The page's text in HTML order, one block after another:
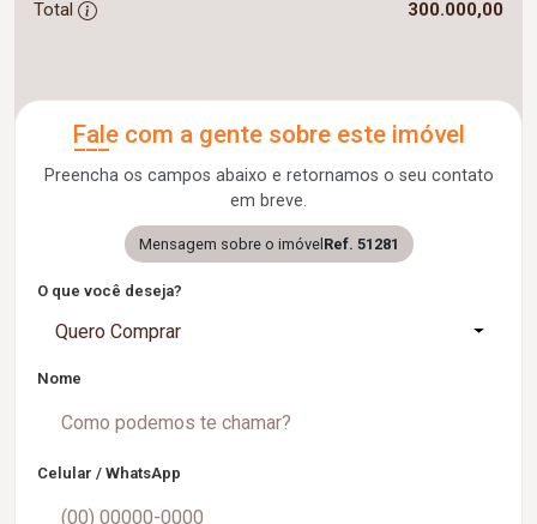
Total 300.000,00
Fale com a gente sobre este imóvel
Preencha os campos abaixo e retornamos o seu contato
em breve.
Mensagem sobre o imóvelRef. 51281
O que você deseja?
Quero Comprar
Nome
Celular / WhatsApp